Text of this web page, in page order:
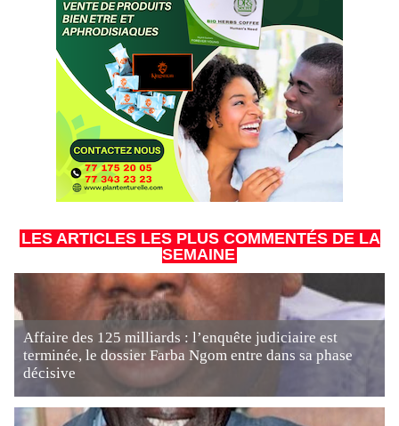
LES ARTICLES LES PLUS COMMENTÉS DE LA
SEMAINE
Affaire des 125 milliards : l’enquête judiciaire est
terminée, le dossier Farba Ngom entre dans sa phase
décisive